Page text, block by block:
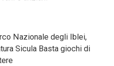
Nazionale degli Iblei,
Sicula Basta giochi di